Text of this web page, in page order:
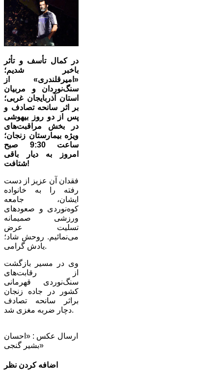
در کمال تأسف و تأثر
باخبر شدیم؛
«امیرقلندری» از
سنگ‌نوردان و مربیان
استان آذربایجان غربی؛
بر اثر سانحه تصادف و
پس از دو روز بیهوشی
در بخش مراقبت‌های
ویژه بیمارستان زنجان؛
ساعت 9:30 صبح
امروز به دیار باقی
شتافت!
فقدان آن عزیز از دست
رفته را به خانواده
ایشان، جامعه
‌کوه‌نوردی و صعودهای
ورزشی صمیمانه
تسلیت عرض
می‌نمائیم. روحش شاد؛
یادش گرامی.
وی در مسیر بازگشت
از رقابت‌های
سنگ‌نوردی قهرمانی
کشور در جاده زنجان
براثر سانحه تصادف
دچار ضربه مغزی شد.
ارسال عکس : «احسان
بشیر گنجی»
اضافه کردن نظر